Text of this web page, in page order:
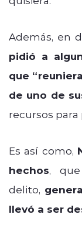
Además, en
pidió a
que
de uno de
recursos para
Es así como,
hechos,
delito,
llevó a ser